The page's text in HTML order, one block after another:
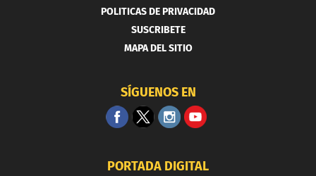
POLITICAS DE PRIVACIDAD
SUSCRIBETE
MAPA DEL SITIO
SÍGUENOS EN
PORTADA DIGITAL